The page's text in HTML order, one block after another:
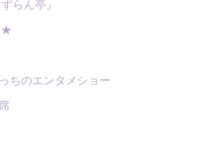
らん亭』
★
ちのエンタメショー